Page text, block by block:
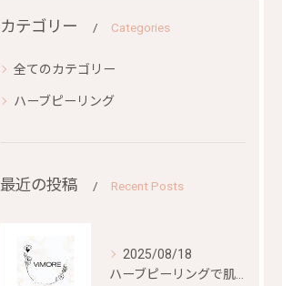
カテゴリー Categories
全てのカテゴリー
ハーブピーリング
最近の投稿 Recent Posts
2025/08/18